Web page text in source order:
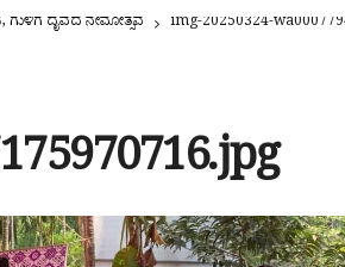
ಗುಳಿಗ ದೈವದ ನೇಮೋತ್ಸವ img-20250324-